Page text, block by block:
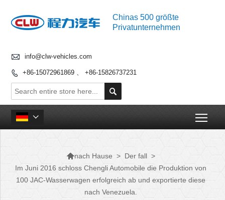
Chinas 500 größte
Privatunternehmen
 info@clw-vehicles.com
 +86-15072961869 、 +86-15826737231


nach Hause > Der fall >
Im Juni 2016 schloss Chengli Automobile die Produktion von
100 JAC-Wasserwagen erfolgreich ab und exportierte diese
nach Venezuela.